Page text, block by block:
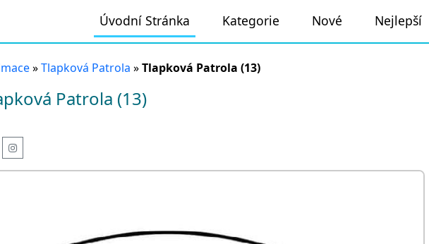
Úvodní Stránka Kategorie Nové Nejlepší
»Tlapková Patrola »Tlapková Patrola (13)
Patrola (13)